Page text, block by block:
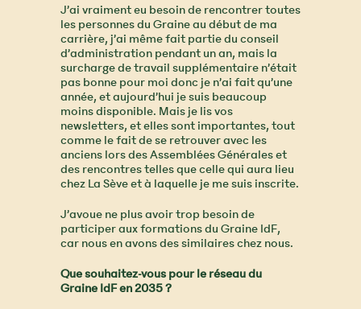
J’ai vraiment eu besoin de rencontrer toutes
les personnes du Graine au début de ma
carrière, j’ai même fait partie du conseil
d’administration pendant un an, mais la
surcharge de travail supplémentaire n’était
pas bonne pour moi donc je n’ai fait qu’une
année, et aujourd’hui je suis beaucoup
moins disponible. Mais je lis vos
newsletters, et elles sont importantes, tout
comme le fait de se retrouver avec les
anciens lors des Assemblées Générales et
des rencontres telles que celle qui aura lieu
chez La Sève et à laquelle je me suis inscrite.
J’avoue ne plus avoir trop besoin de
participer aux formations du Graine IdF,
car nous en avons des similaires chez nous.
Que souhaitez-vous pour le réseau du
Graine IdF en 2035 ?